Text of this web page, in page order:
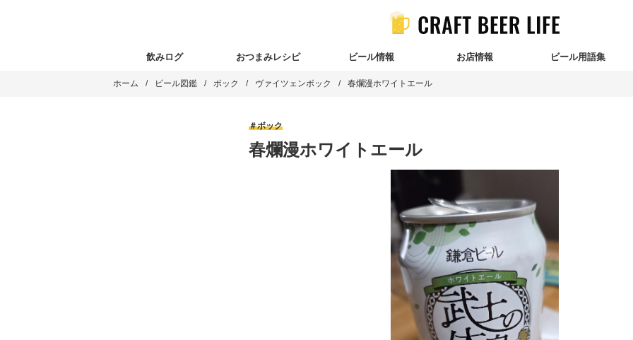
飲みログ おつまみレシピ ビール情報 お店情報 ビール用語集
ホーム ビール図鑑 ボック ヴァイツェンボック 春爛漫ホワイトエール
ボック
春爛漫ホワイトエール